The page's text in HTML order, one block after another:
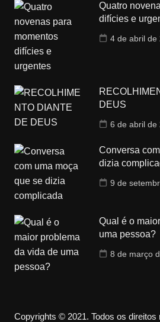
Quatro
difícies e
4 de abril de
DEUS
6 de abril de
Conversa
dizia
9 de
Qual é o
uma pessoa?
8 de março
Copyrights © 2021. Todos os direitos